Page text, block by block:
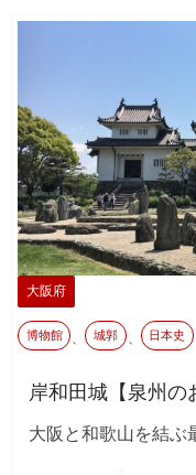
大阪府
博物館 、 城郭 、 日本史
岸和田城【泉州の
大阪と和歌山を結ぶ